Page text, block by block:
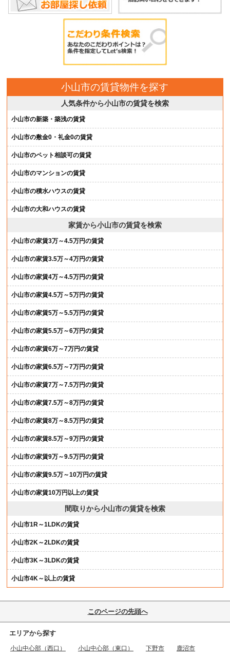
小山市の賃貸物件を探す
人気条件から小山市の賃貸を検索
小山市の新築・築浅の賃貸
小山市の敷金0・礼金0の賃貸
小山市のペット相談可の賃貸
小山市のマンションの賃貸
小山市の積水ハウスの賃貸
小山市の大和ハウスの賃貸
家賃から小山市の賃貸を検索
小山市の家賃3万～4.5万円の賃貸
小山市の家賃3.5万～4万円の賃貸
小山市の家賃4万～4.5万円の賃貸
小山市の家賃4.5万～5万円の賃貸
小山市の家賃5万～5.5万円の賃貸
小山市の家賃5.5万～6万円の賃貸
小山市の家賃6万～7万円の賃貸
小山市の家賃6.5万～7万円の賃貸
小山市の家賃7万～7.5万円の賃貸
小山市の家賃7.5万～8万円の賃貸
小山市の家賃8万～8.5万円の賃貸
小山市の家賃8.5万～9万円の賃貸
小山市の家賃9万～9.5万円の賃貸
小山市の家賃9.5万～10万円の賃貸
小山市の家賃10万円以上の賃貸
間取りから小山市の賃貸を検索
小山市1R～1LDKの賃貸
小山市2K～2LDKの賃貸
小山市3K～3LDKの賃貸
小山市4K～以上の賃貸
このページの先頭へ
エリアから探す
小山中心部（西口） 小山中心部（東口） 下野市
鹿沼市